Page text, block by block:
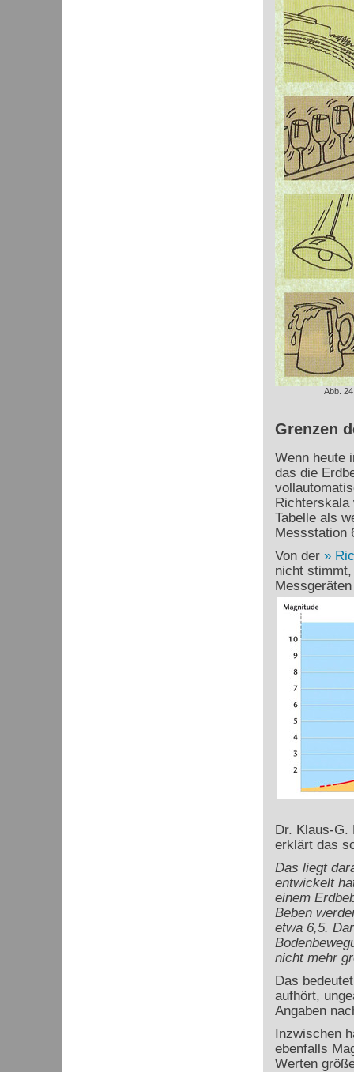
Abb.
Grenzen
Wenn heute
das die
Richterskala
Tabelle als
Messstation
Von der
nicht
Dr. Klaus-
erklärt das
Das liegt
entwickelt
einem
Beben
etwa 6,5.
nicht mehr
Das
aufhört,
Angaben
Inzwischen
ebenfalls
Werten